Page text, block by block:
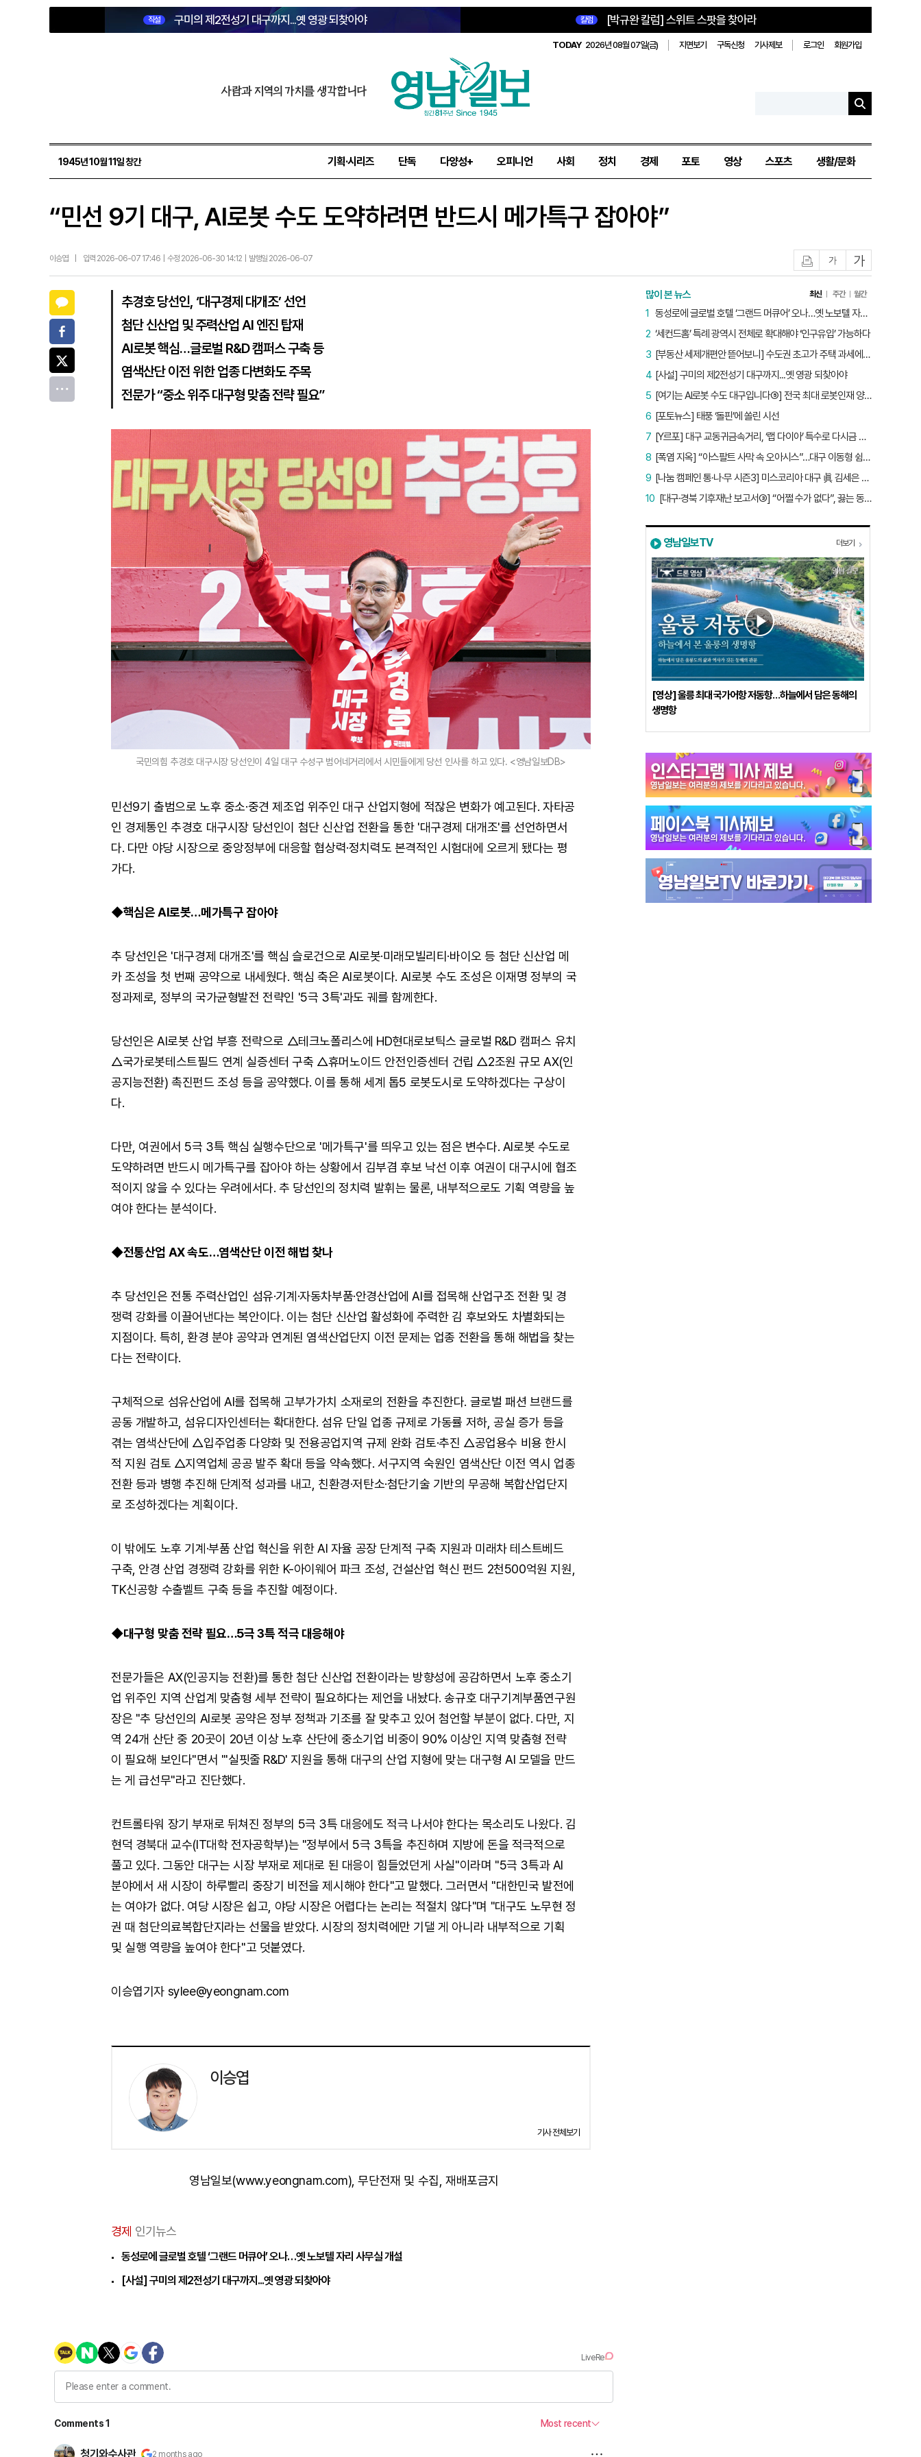
직설 구미의 제2전성기 대구까지...옛 영광 되찾아야 칼럼 [박규완 칼럼] 스위트 스팟을 찾아라
TODAY 2026년 08월 07일(금) 지면보기 구독신청 기사제보 로그인 회원가입
사람과 지역의 가치를 생각합니다
1945년 10월 11일 창간 기획·시리즈 단독 다양성+ 오피니언 사회 정치 경제 포토 영상 스포츠 생활/문화
“민선 9기 대구, AI로봇 수도 도약하려면 반드시 메가특구 잡아야”
이승엽 입력 2026-06-07 17:46 | 수정 2026-06-30 14:12 | 발행일 2026-06-07 글자작게글자크게
추경호 당선인, ‘대구경제 대개조’ 선언
첨단 신산업 및 주력산업 AI 엔진 탑재
AI로봇 핵심…글로벌 R&D 캠퍼스 구축 등
염색산단 이전 위한 업종 다변화도 주목
전문가 “중소 위주 대구형 맞춤 전략 필요”
국민의힘 추경호 대구시장 당선인이 4일 대구 수성구 범어네거리에서 시민들에게 당선 인사를 하고 있다. <영남일보DB>
민선9기 출범으로 노후 중소·중견 제조업 위주인 대구 산업지형에 적잖은 변화가 예고된다. 자타공
인 경제통인 추경호 대구시장 당선인이 첨단 신산업 전환을 통한 '대구경제 대개조'를 선언하면서
다. 다만 야당 시장으로 중앙정부에 대응할 협상력·정치력도 본격적인 시험대에 오르게 됐다는 평
가다.
◆핵심은 AI로봇…메가특구 잡아야
추 당선인은 '대구경제 대개조'를 핵심 슬로건으로 AI로봇·미래모빌리티·바이오 등 첨단 신산업 메
카 조성을 첫 번째 공약으로 내세웠다. 핵심 축은 AI로봇이다. AI로봇 수도 조성은 이재명 정부의 국
정과제로, 정부의 국가균형발전 전략인 '5극 3특'과도 궤를 함께한다.
당선인은 AI로봇 산업 부흥 전략으로 △테크노폴리스에 HD현대로보틱스 글로벌 R&D 캠퍼스 유치
△국가로봇테스트필드 연계 실증센터 구축 △휴머노이드 안전인증센터 건립 △2조원 규모 AX(인
공지능전환) 촉진펀드 조성 등을 공약했다. 이를 통해 세계 톱5 로봇도시로 도약하겠다는 구상이
다.
다만, 여권에서 5극 3특 핵심 실행수단으로 '메가특구'를 띄우고 있는 점은 변수다. AI로봇 수도로
도약하려면 반드시 메가특구를 잡아야 하는 상황에서 김부겸 후보 낙선 이후 여권이 대구시에 협조
적이지 않을 수 있다는 우려에서다. 추 당선인의 정치력 발휘는 물론, 내부적으로도 기획 역량을 높
여야 한다는 분석이다.
◆전통산업 AX 속도…염색산단 이전 해법 찾나
추 당선인은 전통 주력산업인 섬유·기계·자동차부품·안경산업에 AI를 접목해 산업구조 전환 및 경
쟁력 강화를 이끌어낸다는 복안이다. 이는 첨단 신산업 활성화에 주력한 김 후보와도 차별화되는
지점이다. 특히, 환경 분야 공약과 연계된 염색산업단지 이전 문제는 업종 전환을 통해 해법을 찾는
다는 전략이다.
구체적으로 섬유산업에 AI를 접목해 고부가가치 소재로의 전환을 추진한다. 글로벌 패션 브랜드를
공동 개발하고, 섬유디자인센터는 확대한다. 섬유 단일 업종 규제로 가동률 저하, 공실 증가 등을
겪는 염색산단에 △입주업종 다양화 및 전용공업지역 규제 완화 검토·추진 △공업용수 비용 한시
적 지원 검토 △지역업체 공공 발주 확대 등을 약속했다. 서구지역 숙원인 염색산단 이전 역시 업종
전환 등과 병행 추진해 단계적 성과를 내고, 친환경·저탄소·첨단기술 기반의 무공해 복합산업단지
로 조성하겠다는 계획이다.
이 밖에도 노후 기계·부품 산업 혁신을 위한 AI 자율 공장 단계적 구축 지원과 미래차 테스트베드
구축, 안경 산업 경쟁력 강화를 위한 K-아이웨어 파크 조성, 건설산업 혁신 펀드 2천500억원 지원,
TK신공항 수출벨트 구축 등을 추진할 예정이다.
◆대구형 맞춤 전략 필요…5극 3특 적극 대응해야
전문가들은 AX(인공지능 전환)를 통한 첨단 신산업 전환이라는 방향성에 공감하면서 노후 중소기
업 위주인 지역 산업계 맞춤형 세부 전략이 필요하다는 제언을 내놨다. 송규호 대구기계부품연구원
장은 "추 당선인의 AI로봇 공약은 정부 정책과 기조를 잘 맞추고 있어 첨언할 부분이 없다. 다만, 지
역 24개 산단 중 20곳이 20년 이상 노후 산단에 중소기업 비중이 90% 이상인 지역 맞춤형 전략
이 필요해 보인다"면서 "'실핏줄 R&D' 지원을 통해 대구의 산업 지형에 맞는 대구형 AI 모델을 만드
는 게 급선무"라고 진단했다.
컨트롤타워 장기 부재로 뒤쳐진 정부의 5극 3특 대응에도 적극 나서야 한다는 목소리도 나왔다. 김
현덕 경북대 교수(IT대학 전자공학부)는 "정부에서 5극 3특을 추진하며 지방에 돈을 적극적으로
풀고 있다. 그동안 대구는 시장 부재로 제대로 된 대응이 힘들었던게 사실"이라며 "5극 3특과 AI
분야에서 새 시장이 하루빨리 중장기 비전을 제시해야 한다"고 말했다. 그러면서 "대한민국 발전에
는 여야가 없다. 여당 시장은 쉽고, 야당 시장은 어렵다는 논리는 적절치 않다"며 "대구도 노무현 정
권 때 첨단의료복합단지라는 선물을 받았다. 시장의 정치력에만 기댈 게 아니라 내부적으로 기획
및 실행 역량을 높여야 한다"고 덧붙였다.
이승엽기자 sylee@yeongnam.com
이승엽
기사 전체보기
영남일보(www.yeongnam.com), 무단전재 및 수집, 재배포금지
경제 인기뉴스
동성로에 글로벌 호텔 ‘그랜드 머큐어’ 오나…옛 노보텔 자리 사무실 개설
[사설] 구미의 제2전성기 대구까지...옛 영광 되찾아야
많이 본 뉴스 최신 주간 월간
동성로에 글로벌 호텔 ‘그랜드 머큐어’ 오나…옛 노보텔 자리 사무실 개설
1
‘세컨드홈’ 특례 광역시 전체로 확대해야 ‘인구유입’ 가능하다
2
[부동산 세제개편안 뜯어보니] 수도권 초고가 주택 과세에만 초점…침체된 지방 부동산 대책은 없다
3
[사설] 구미의 제2전성기 대구까지...옛 영광 되찾아야
4
[여기는 AI로봇 수도 대구입니다⑤] 전국 최대 로봇인재 양성소…“대구산업 맞춤형 교육과정 만들자”
5
[포토뉴스] 태풍 ‘돌핀’에 쏠린 시선
6
[Y르포] 대구 교동귀금속거리, ‘랩 다이아’ 특수로 다시금 활기…“반짝 인기 의존 않는 지속 가능 성장 동력 마련해야”
7
[폭염 지옥] “아스팔트 사막 속 오아시스”…대구 이동형 쉼터 버스 ‘북적’, 지하철역도 ‘바글’
8
[나눔 캠페인 통·나·무 시즌3] 미스코리아 대구 眞 김세은 “내가 받은 응원, 다음 사람에게”
9
[대구·경북 기후재난 보고서③] “어쩔 수가 없다”, 끓는 동해…‘절멸 위기’ 경북 수산업
10
영남일보TV 더보기
[영상] 울릉 최대 국가어항 저동항…하늘에서 담은 동해의
생명항